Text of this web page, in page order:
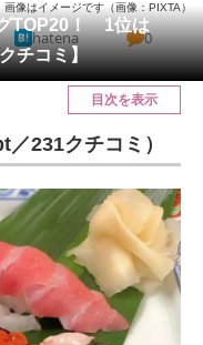
TOP20！ 1位は
チコミ】
画像はイメージです（画像：PIXTA）
hatena 0
目次を表示
231クチコミ）